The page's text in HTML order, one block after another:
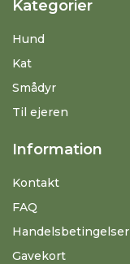
Kategorier
Hund
Kat
Smådyr
Til ejeren
Information
Kontakt
FAQ
Handelsbetingelser
Gavekort